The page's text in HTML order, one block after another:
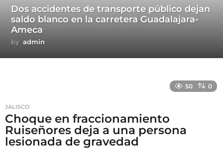
Dos accidentes de transporte público dejan
saldo blanco en la carretera Guadalajara-
Ameca
by admin
50 0
JALISCO
Choque en fraccionamiento
Ruiseñores deja a una persona
lesionada de gravedad